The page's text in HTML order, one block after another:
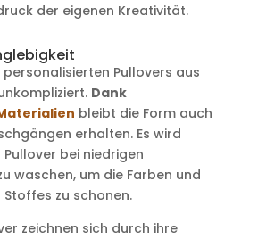
der eigenen Kreativität.
personalisierten Pullovers aus
Dank
bleibt die Form auch
erhalten. Es wird
bei niedrigen
waschen, um die Farben und
zu schonen.
zeichnen sich durch ihre